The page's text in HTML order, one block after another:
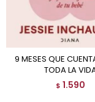
9 MESES QUE CUENTAN PARA
TODA LA
$ 1.590